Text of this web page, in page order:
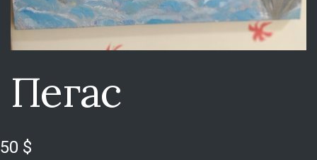
Пегас
50 $